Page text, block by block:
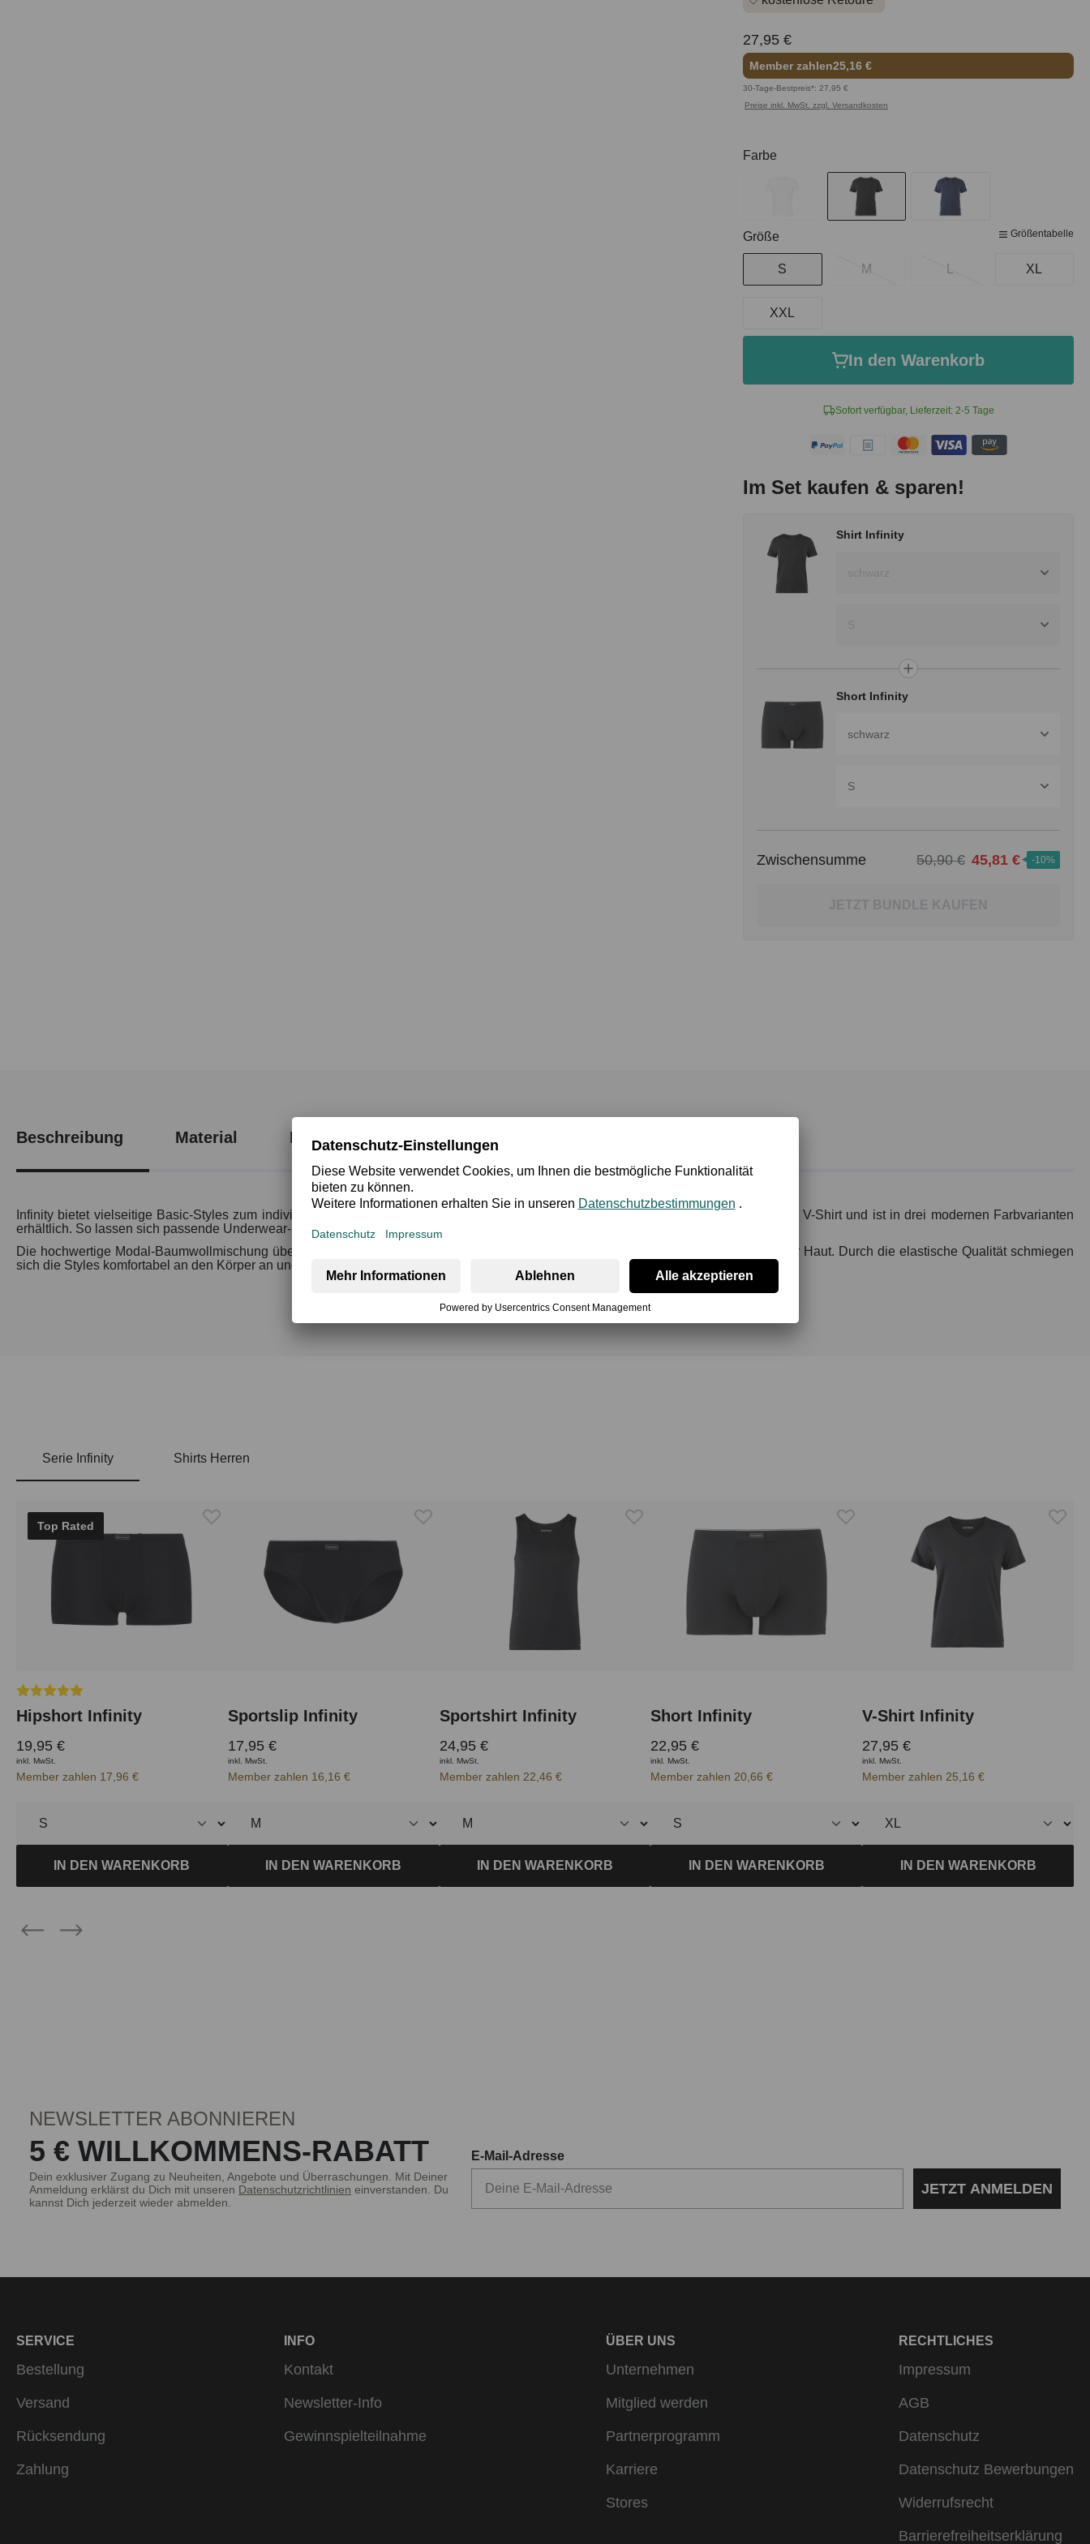
27,95 €
Member zahlen25,16 €
30-Tage-Bestpreis*: 27,95 €
Preise inkl. MwSt. zzgl. Versandkosten
Sofort verfügbar, Lieferzeit: 2-5 Tage
Farbe
Größe Größentabelle
S M L XL
XXL
In den Warenkorb
Im Set kaufen & sparen!
Shirt Infinity
schwarz
S
Short Infinity
schwarz
S
Zwischensumme 50,90 € 45,81 € -10%
JETZT BUNDLE KAUFEN
Beschreibung Material Produktsicherheit
Infinity bietet vielseitige Basic-Styles zum individuellen Kombinieren. Die Serie umfasst Short, Hipshort, Sportslip, Sportshirt, Shirt und V-Shirt und ist in drei modernen Farbvarianten
erhältlich. So lassen sich passende Underwear- und Shirt-Kombinationen ganz nach persönlichem Stil zusammenstellen.
Die hochwertige Modal-Baumwollmischung überzeugt mit einem besonders weichen Griff und einem angenehmen Tragegefühl auf der Haut. Durch die elastische Qualität schmiegen
sich die Styles komfortabel an den Körper an und bieten hohen Tragekomfort im Alltag.
Serie Infinity Shirts Herren
Top Rated
Durchschnittliche Bewertung von 5 von 5 Sternen
Hipshort Infinity
19,95 €
inkl. MwSt.
Member zahlen 17,96 €
IN DEN WARENKORB
Sportslip Infinity
17,95 €
inkl. MwSt.
Member zahlen 16,16 €
IN DEN WARENKORB
Sportshirt Infinity
24,95 €
inkl. MwSt.
Member zahlen 22,46 €
IN DEN WARENKORB
Short Infinity
22,95 €
inkl. MwSt.
Member zahlen 20,66 €
IN DEN WARENKORB
V-Shirt Infinity
27,95 €
inkl. MwSt.
Member zahlen 25,16 €
IN DEN WARENKORB
NEWSLETTER ABONNIEREN
5 € WILLKOMMENS-RABATT
Dein exklusiver Zugang zu Neuheiten, Angebote und Überraschungen. Mit Deiner
Anmeldung erklärst du Dich mit unseren Datenschutzrichtlinien einverstanden. Du
kannst Dich jederzeit wieder abmelden.
E-Mail-Adresse
JETZT ANMELDEN
SERVICE
Bestellung
Versand
Rücksendung
Zahlung
INFO
Kontakt
Newsletter-Info
Gewinnspielteilnahme
ÜBER UNS
Unternehmen
Mitglied werden
Partnerprogramm
Karriere
Stores
RECHTLICHES
Impressum
AGB
Datenschutz
Datenschutz Bewerbungen
Widerrufsrecht
Barrierefreiheitserklärung